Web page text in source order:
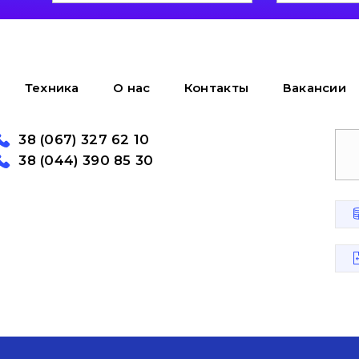
Техника О нас Контакты Вакансии
38 (067) 327 62 10
38 (044) 390 85 30